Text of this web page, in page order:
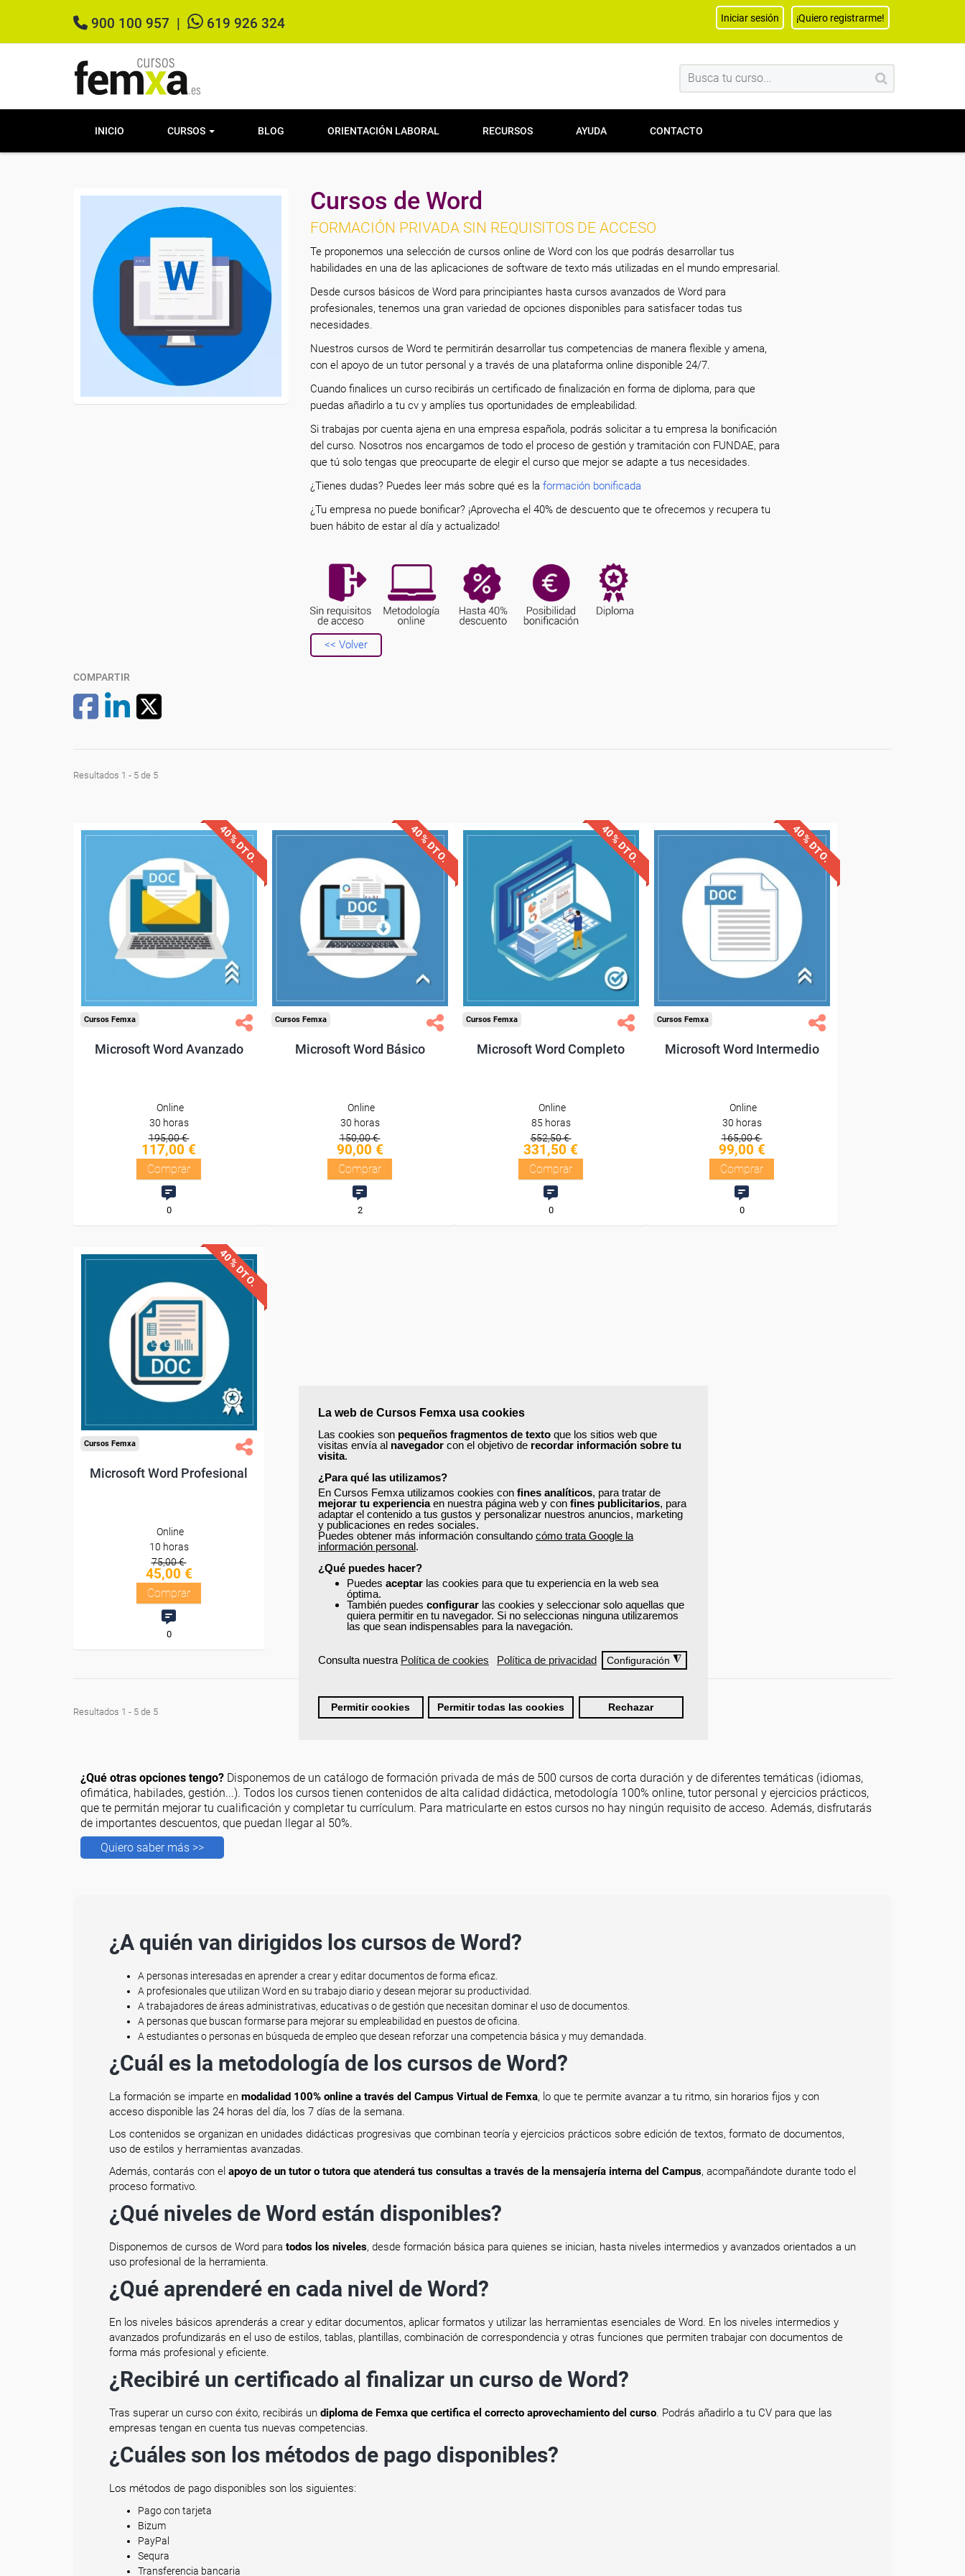
La web de Cursos Femxa usa cookies
Las cookies son pequeños fragmentos de texto que los sitios web que
visitas envía al navegador con el objetivo de recordar información sobre tu
visita.
¿Para qué las utilizamos?
En Cursos Femxa utilizamos cookies con fines analíticos, para tratar de
mejorar tu experienciaen nuestra página web y con fines publicitarios, para
adaptar el contenido a tus gustos y personalizar nuestros anuncios, marketing
y publicaciones en redes sociales.
Puedes obtener más información consultando cómo trata Google la
información personal.
¿Qué puedes hacer?
Puedes aceptar las cookies para que tu experiencia en la web sea
óptima.
También puedes configurar las cookies y seleccionar solo aquellas que
quiera permitir en tu navegador. Si no seleccionas ninguna utilizaremos
las que sean indispensables para la navegación.
Consulta nuestra Política de cookies Política de privacidad Configuración ◮
Permitir cookies Permitir todas las cookies Rechazar
900 100 957 619 926 324 Iniciar sesión ¡Quiero registrarme!
INICIO CURSOS BLOG ORIENTACIÓN LABORAL RECURSOS AYUDA CONTACTO
Cursos de Word
FORMACIÓN PRIVADA SIN REQUISITOS DE ACCESO
Te proponemos una selección de cursos online de Word con los que podrás desarrollar tus
habilidades en una de las aplicaciones de software de texto más utilizadas en el mundo empresarial.
Desde cursos básicos de Word para principiantes hasta cursos avanzados de Word para
profesionales, tenemos una gran variedad de opciones disponibles para satisfacer todas tus
necesidades.
Nuestros cursos de Word te permitirán desarrollar tus competencias de manera flexible y amena,
con el apoyo de un tutor personal y a través de una plataforma online disponible 24/7.
Cuando finalices un curso recibirás un certificado de finalización en forma de diploma, para que
puedas añadirlo a tu cv y amplíes tus oportunidades de empleabilidad.
Si trabajas por cuenta ajena en una empresa española, podrás solicitar a tu empresa la bonificación
del curso. Nosotros nos encargamos de todo el proceso de gestión y tramitación con FUNDAE, para
que tú solo tengas que preocuparte de elegir el curso que mejor se adapte a tus necesidades.
¿Tienes dudas? Puedes leer más sobre qué es la formación bonificada
¿Tu empresa no puede bonificar? ¡Aprovecha el 40% de descuento que te ofrecemos y recupera tu
buen hábito de estar al día y actualizado!
<< Volver
COMPARTIR
Resultados 1 - 5 de 5
40% DTO.
Descuentos especiales
Sin requisitos de acceso
Diploma
Compra segura
Cursos Femxa
Microsoft Word Avanzado
Online
30 horas
195,00 €
117,00 €
Comprar
0
40% DTO.
Descuentos especiales
Sin requisitos de acceso
Diploma
Compra segura
Cursos Femxa
Microsoft Word Básico
Online
30 horas
150,00 €
90,00 €
Comprar
2
40% DTO.
Descuentos especiales
Sin requisitos de acceso
Diploma
Compra segura
Cursos Femxa
Microsoft Word Completo
Online
85 horas
552,50 €
331,50 €
Comprar
0
40% DTO.
Descuentos especiales
Sin requisitos de acceso
Diploma
Compra segura
Cursos Femxa
Microsoft Word Intermedio
Online
30 horas
165,00 €
99,00 €
Comprar
0
40% DTO.
Descuentos especiales
Sin requisitos de acceso
Diploma
Compra segura
Cursos Femxa
Microsoft Word Profesional
Online
10 horas
75,00 €
45,00 €
Comprar
0
Resultados 1 - 5 de 5
¿Qué otras opciones tengo? Disponemos de un catálogo de formación privada de más de 500 cursos de corta duración y de diferentes temáticas (idiomas,
ofimática, habilades, gestión...). Todos los cursos tienen contenidos de alta calidad didáctica, metodología 100% online, tutor personal y ejercicios prácticos,
que te permitán mejorar tu cualificación y completar tu currículum. Para matricularte en estos cursos no hay ningún requisito de acceso. Además, disfrutarás
de importantes descuentos, que puedan llegar al 50%.
Quiero saber más >>
¿A quién van dirigidos los cursos de Word?
A personas interesadas en aprender a crear y editar documentos de forma eficaz.
A profesionales que utilizan Word en su trabajo diario y desean mejorar su productividad.
A trabajadores de áreas administrativas, educativas o de gestión que necesitan dominar el uso de documentos.
A personas que buscan formarse para mejorar su empleabilidad en puestos de oficina.
A estudiantes o personas en búsqueda de empleo que desean reforzar una competencia básica y muy demandada.
¿Cuál es la metodología de los cursos de Word?
La formación se imparte en modalidad 100% online a través del Campus Virtual de Femxa, lo que te permite avanzar a tu ritmo, sin horarios fijos y con
acceso disponible las 24 horas del día, los 7 días de la semana.
Los contenidos se organizan en unidades didácticas progresivas que combinan teoría y ejercicios prácticos sobre edición de textos, formato de documentos,
uso de estilos y herramientas avanzadas.
Además, contarás con el apoyo de un tutor o tutora que atenderá tus consultas a través de la mensajería interna del Campus, acompañándote durante todo el
proceso formativo.
¿Qué niveles de Word están disponibles?
Disponemos de cursos de Word para todos los niveles, desde formación básica para quienes se inician, hasta niveles intermedios y avanzados orientados a un
uso profesional de la herramienta.
¿Qué aprenderé en cada nivel de Word?
En los niveles básicos aprenderás a crear y editar documentos, aplicar formatos y utilizar las herramientas esenciales de Word. En los niveles intermedios y
avanzados profundizarás en el uso de estilos, tablas, plantillas, combinación de correspondencia y otras funciones que permiten trabajar con documentos de
forma más profesional y eficiente.
¿Recibiré un certificado al finalizar un curso de Word?
Tras superar un curso con éxito, recibirás un diploma de Femxa que certifica el correcto aprovechamiento del curso . Podrás añadirlo a tu CV para que las
empresas tengan en cuenta tus nuevas competencias.
¿Cuáles son los métodos de pago disponibles?
Los métodos de pago disponibles son los siguientes:
Pago con tarjeta
Bizum
PayPal
Sequra
Transferencia bancaria